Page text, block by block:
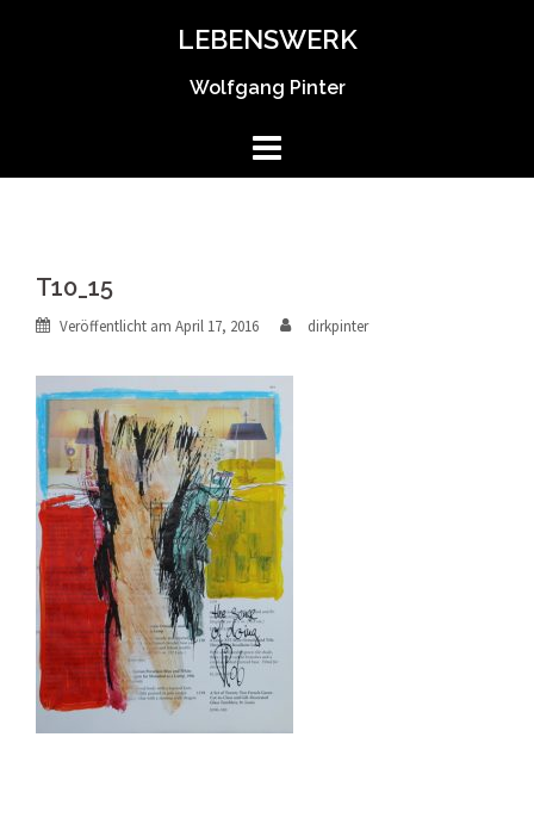
LEBENSWERK
Wolfgang Pinter
T10_15
Veröffentlicht am April 17, 2016 dirkpinter